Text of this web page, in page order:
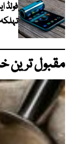
فولڈ
مقبول ترین